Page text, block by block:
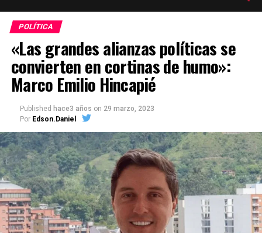
POLÍTICA
«Las grandes alianzas políticas se
convierten en cortinas de humo»:
Marco Emilio Hincapié
Published hace3 años on 29 marzo, 2023
Por Edson.Daniel